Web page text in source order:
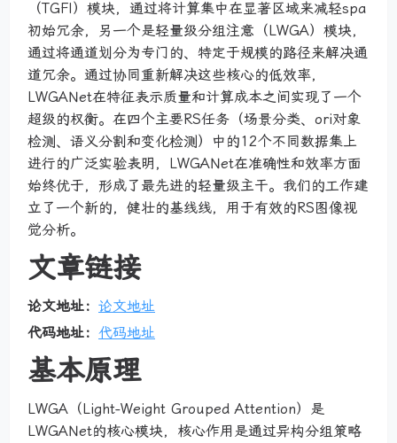
（TGFI）模块，通过将计算集中在显著区域来减轻spa
初始冗余，另一个是轻量级分组注意（LWGA）模块，
通过将通道划分为专门的、特定于规模的路径来解决通
道冗余。通过协同重新解决这些核心的低效率，
LWGANet在特征表示质量和计算成本之间实现了一个
超级的权衡。在四个主要RS任务（场景分类、ori对象
检测、语义分割和变化检测）中的12个不同数据集上
进行的广泛实验表明，LWGANet在准确性和效率方面
始终优于，形成了最先进的轻量级主干。我们的工作建
立了一个新的，健壮的基线线，用于有效的RS图像视
觉分析。
文章链接
论文地址： 论文地址
代码地址： 代码地址
基本原理
LWGA（Light-Weight Grouped Attention）是
LWGANet的核心模块，核心作用是通过异构分组策略